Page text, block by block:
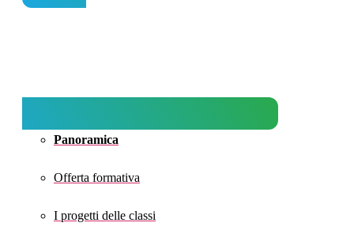
Panoramica
Offerta formativa
I progetti delle classi